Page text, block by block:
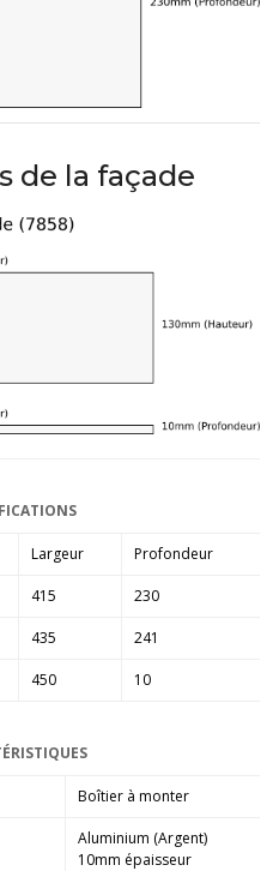
de la façade
Largeur Profondeur
415 230
435 241
450 10
Boîtier à monter
Aluminium (Argent)
10mm épaisseur